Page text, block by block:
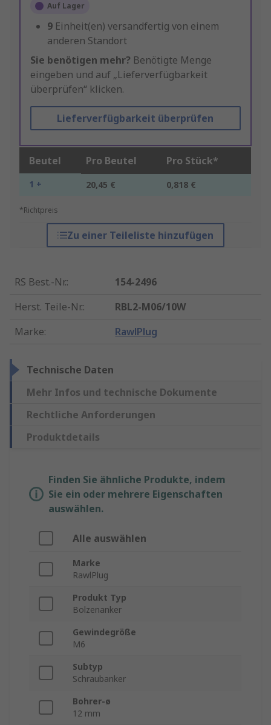
Auf Lager
9 Einheit(en) versandfertig von einem
anderen Standort
Sie benötigen mehr? Benötigte Menge
eingeben und auf „Lieferverfügbarkeit
überprüfen“ klicken.
Lieferverfügbarkeit überprüfen
Beutel Pro Beutel Pro Stück*
1 + 20,45 € 0,818 €
*Richtpreis
Zu einer Teileliste hinzufügen
RS Best.-Nr.:
154-2496
Herst. Teile-Nr.:
RBL2-M06/10W
Marke: RawlPlug
Technische Daten
Mehr Infos und technische Dokumente
Rechtliche Anforderungen
Produktdetails
Finden Sie ähnliche Produkte, indem
Sie ein oder mehrere Eigenschaften
auswählen.
Alle auswählen
Marke
RawlPlug
Produkt Typ
Bolzenanker
Gewindegröße
M6
Subtyp
Schraubanker
Bohrer-ø
12 mm